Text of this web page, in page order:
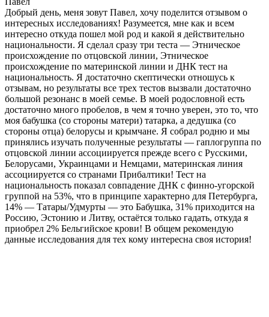
Добрый день, меня зовут Павел, хочу поделится отзывом о
интересных исследованиях! Разумеется, мне как и всем
интересно откуда пошел мой род и какой я действительно
национальности. Я сделал сразу три теста — Этническое
происхождение по отцовской линии, Этническое
происхождение по материнской линии и ДНК тест на
национальность. Я достаточно скептически отношусь к
отзывам, но результаты все трех тестов вызвали достаточно
большой резонанс в моей семье. В моей родословной есть
достаточно много пробелов, в чем я точно уверен, это то, что
моя бабушка (со стороны матери) татарка, а дедушка (со
стороны отца) белорусы и крымчане. Я собрал родню и мы
принялись изучать полученные результаты — гаплогруппа по
отцовской линии ассоциируется прежде всего с Русскими,
Белорусами, Украинцами и Немцами, материнская линия
ассоциируется со странами Прибалтики! Тест на
национальность показал совпадение ДНК с финно-угорской
группой на 53%, что в принципе характерно для Петербурга,
14% — Татары/Удмурты — это Бабушка, 31% приходится на
Россию, Эстонию и Литву, остаётся только гадать, откуда я
приобрел 2% Бельгийское крови! В общем рекомендую
данные исследования для тех кому интересна своя история!